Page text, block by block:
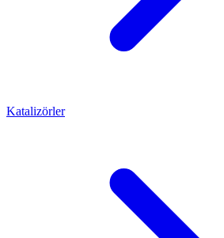
Katalizörler